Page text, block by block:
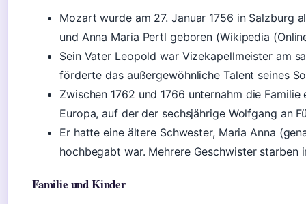
Mozart wurde am 27. Januar 1756 in Salzburg
und Anna Maria Pertl geboren (Wikipedia
Sein Vater Leopold war Vizekapellmeister am
förderte das außergewöhnliche Talent seines
Zwischen 1762 und 1766 unternahm die Familie
Europa, auf der der sechsjährige Wolfgang an
Er hatte eine ältere Schwester, Maria Anna
hochbegabt war. Mehrere Geschwister starben
Familie und Kinder